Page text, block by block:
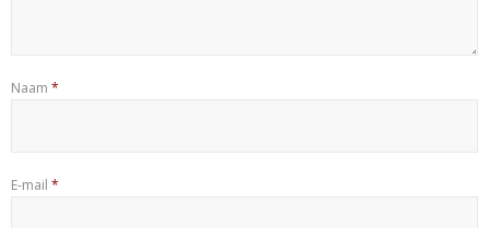
Naam *
E-mail *